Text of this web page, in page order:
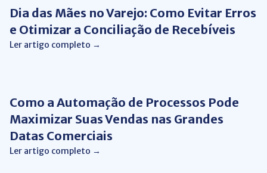
Dia das Mães no Varejo: Como Evitar Erros
e Otimizar a Conciliação de Recebíveis
Ler artigo completo →
Como a Automação de Processos Pode
Maximizar Suas Vendas nas Grandes
Datas Comerciais
Ler artigo completo →